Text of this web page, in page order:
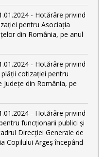
- Hotărâre privind
pentru Asociația
din România, pe anul
- Hotărâre privind
cotizației pentru
din România, pe
- Hotărâre privind
funcționarii publici și
Direcției Generale de
Copilului Argeş începând